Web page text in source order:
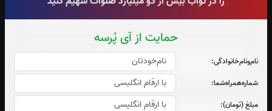
حمایت از آی پُرسه
نام‌و‌نام‌خانوادگی:
شماره‌همراه‌شما:
مبلغ (تومان):
صوت جزء شماره 2
صوت جزء شماره 3